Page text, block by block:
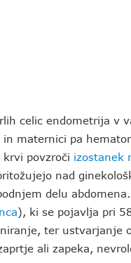
celic endometrija v
maternici pa
povzroči izostanek
nad
delu
), ki se pojavlja pri
ter ustvarjanje
ali zapeka,